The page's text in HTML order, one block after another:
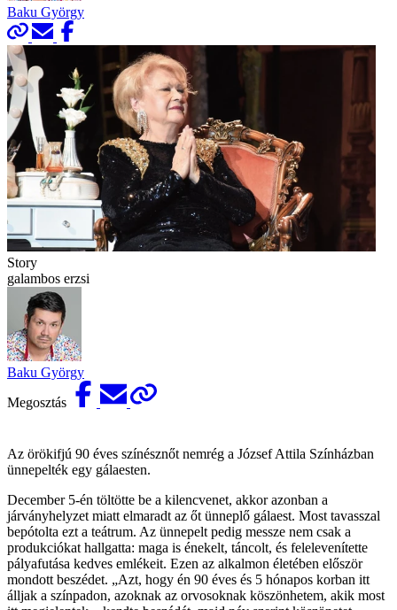
Baku György
Story
galambos erzsi
Baku György
Megosztás
Az örökifjú 90 éves színésznőt nemrég a József Attila Színházban
ünnepelték egy gálaesten.
December 5-én töltötte be a kilencvenet, akkor azonban a
járványhelyzet miatt elmaradt az őt ünneplő gálaest. Most tavasszal
bepótolta ezt a teátrum. Az ünnepelt pedig messze nem csak a
produkciókat hallgatta: maga is énekelt, táncolt, és felelevenítette
pályafutása kedves emlékeit. Ezen az alkalmon életében először
mondott beszédet. „Azt, hogy én 90 éves és 5 hónapos korban itt
álljak a színpadon, azoknak az orvosoknak köszönhetem, akik most